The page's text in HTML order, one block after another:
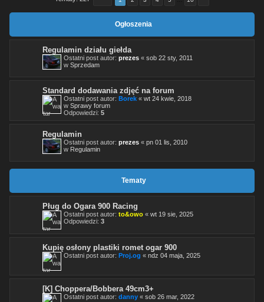
Ogłoszenia
Regulamin działu giełda
Ostatni post autor: prezes « sob 22 sty, 2011
w Sprzedam
Standard dodawania zdjęć na forum
Ostatni post autor: Borek « wt 24 kwie, 2018
w Sprawy forum
Odpowiedzi: 5
Regulamin
Ostatni post autor: prezes « pn 01 lis, 2010
w Regulamin
Tematy
Pług do Ogara 900 Racing
Ostatni post autor: to&owo « wt 19 sie, 2025
Odpowiedzi: 3
Kupię osłony plastiki romet ogar 900
Ostatni post autor: Proj.og « ndz 04 maja, 2025
[K] Choppera/Bobbera 49cm3+
Ostatni post autor: danny « sob 26 mar, 2022